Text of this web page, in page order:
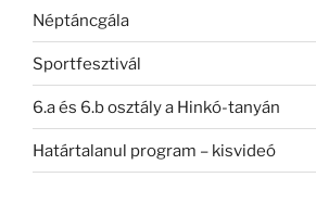
Néptáncgála
Sportfesztivál
6.a és 6.b osztály a Hinkó-tanyán
Határtalanul program – kisvideó